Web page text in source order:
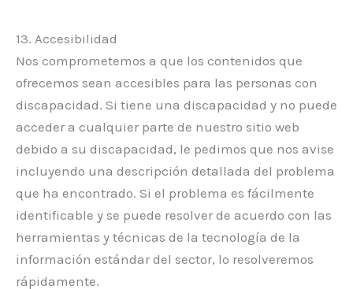
13. Accesibilidad
Nos comprometemos a que los contenidos que
ofrecemos sean accesibles para las personas con
discapacidad. Si tiene una discapacidad y no puede
acceder a cualquier parte de nuestro sitio web
debido a su discapacidad, le pedimos que nos avise
incluyendo una descripción detallada del problema
que ha encontrado. Si el problema es fácilmente
identificable y se puede resolver de acuerdo con las
herramientas y técnicas de la tecnología de la
información estándar del sector, lo resolveremos
rápidamente.